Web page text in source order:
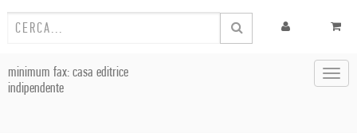
minimum fax: casa editrice
indipendente